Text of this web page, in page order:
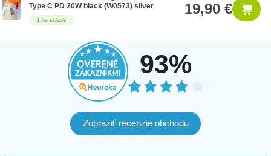
1 na sklade
Type C PD 20W black (W0573) silver
19,90 €
93%
Zobraziť recenzie obchodu